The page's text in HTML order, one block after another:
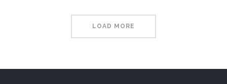
LOAD MORE